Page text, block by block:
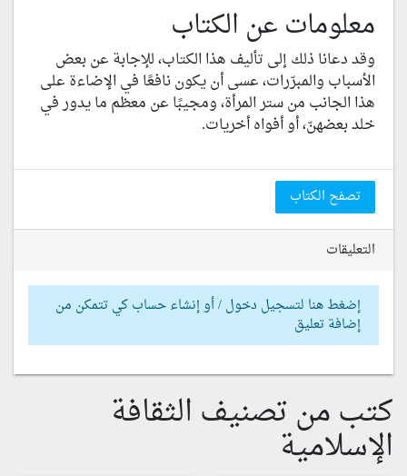
معلومات عن الكتاب
وقد دعانا ذلك إلى تأليف هذا الكتاب، للإجابة عن بعض
الأسباب والمبرّرات، عسى أن يكون نافعًا في الإضاءة على
هذا الجانب من ستر المرأة، ومجيبًا عن معظم ما يدور في
خلد بعضهنّ، أو أفواه أخريات.
تصفح الكتاب
التعليقات
إضغط هنا لتسجيل دخول / أو إنشاء حساب كي تتمكن من
إضافة تعليق
كتب من تصنيف الثقافة
الإسلامية